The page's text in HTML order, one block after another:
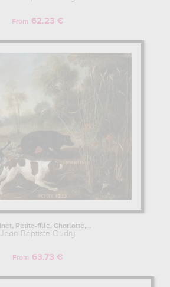
From 62.23 €
Petite-fille, Charlotte,...
Jean-Baptiste Oudry
From 63.73 €